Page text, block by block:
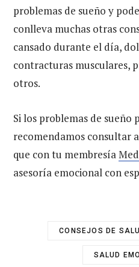
problemas de sueño y
conlleva muchas otras
cansado durante el día,
contracturas musculares,
otros.
Si los problemas de sueño
recomendamos consultar
que con tu membresía
asesoría emocional con
CONSEJOS DE
SALUD